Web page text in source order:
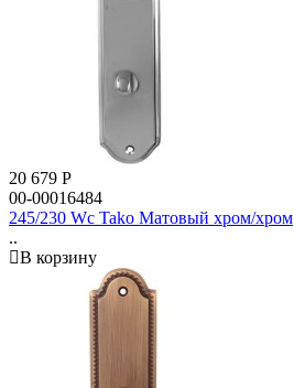
20 679 Р
00-00016484
245/230 Wc Tako Матовый хром/хром
..
В корзину